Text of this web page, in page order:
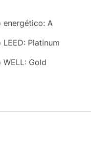
energético: A
Platinum
Gold